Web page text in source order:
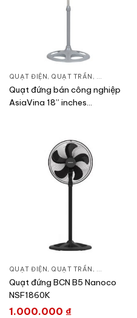
QUẠT ĐIỆN, QUẠT TRẦN , QUẠT ĐỨNG
Quạt đứng bán công nghiệp
AsiaVina 18” inches
QUẠT ĐIỆN, QUẠT TRẦN , QUẠT ĐỨNG
Quạt đứng BCN B5 Nanoco
NSF1860K
1.000.000 ₫